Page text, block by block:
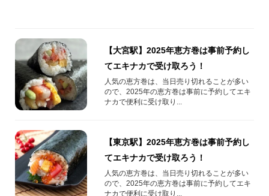
【大宮駅】2025年恵方巻は事前予約し
てエキナカで受け取ろう！
人気の恵方巻は、当日売り切れることが多い
ので、2025年の恵方巻は事前に予約してエキ
ナカで便利に受け取り...
【東京駅】2025年恵方巻は事前予約し
てエキナカで受け取ろう！
人気の恵方巻は、当日売り切れることが多い
ので、2025年の恵方巻は事前に予約してエキ
ナカで便利に受け取り...